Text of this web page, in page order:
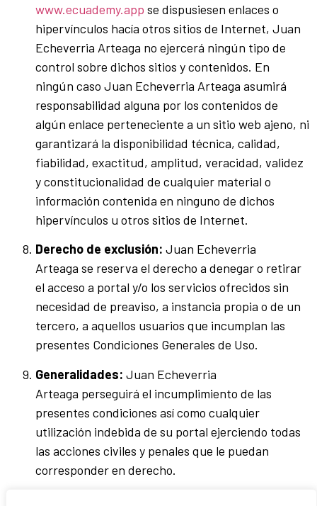
www.ecuademy.app se dispusiesen enlaces o
hipervínculos hacía otros sitios de Internet, Juan
Echeverria Arteaga no ejercerá ningún tipo de
control sobre dichos sitios y contenidos. En
ningún caso Juan Echeverria Arteaga asumirá
responsabilidad alguna por los contenidos de
algún enlace perteneciente a un sitio web ajeno, ni
garantizará la disponibilidad técnica, calidad,
fiabilidad, exactitud, amplitud, veracidad, validez
y constitucionalidad de cualquier material o
información contenida en ninguno de dichos
hipervínculos u otros sitios de Internet.
Derecho de exclusión: Juan Echeverria
Arteaga se reserva el derecho a denegar o retirar
el acceso a portal y/o los servicios ofrecidos sin
necesidad de preaviso, a instancia propia o de un
tercero, a aquellos usuarios que incumplan las
presentes Condiciones Generales de Uso.
Generalidades: Juan Echeverria
Arteaga perseguirá el incumplimiento de las
presentes condiciones así como cualquier
utilización indebida de su portal ejerciendo todas
las acciones civiles y penales que le puedan
corresponder en derecho.